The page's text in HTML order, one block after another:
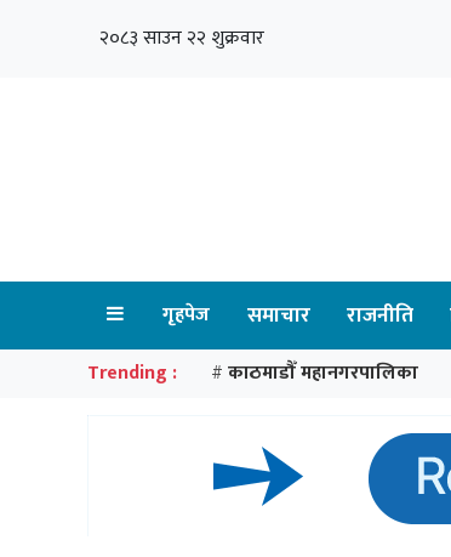
२०८३ साउन २२ शुक्रवार
गृहपेज समाचार राजनीति
Trending : # काठमाडौँ महानगरपालिका